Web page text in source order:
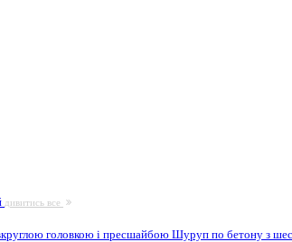
дивитись все
головкою і пресшайбою Шуруп по бетону з